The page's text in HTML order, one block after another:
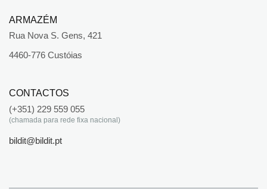
ARMAZÉM
Rua Nova S. Gens, 421
4460-776 Custóias
CONTACTOS
(+351) 229 559 055
(chamada para rede fixa nacional)
bildit@bildit.pt